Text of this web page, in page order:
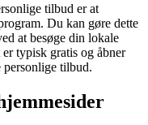
tilbud er at
Du kan gøre dette
at besøge din lokale
typisk gratis og åbner
tilbud.